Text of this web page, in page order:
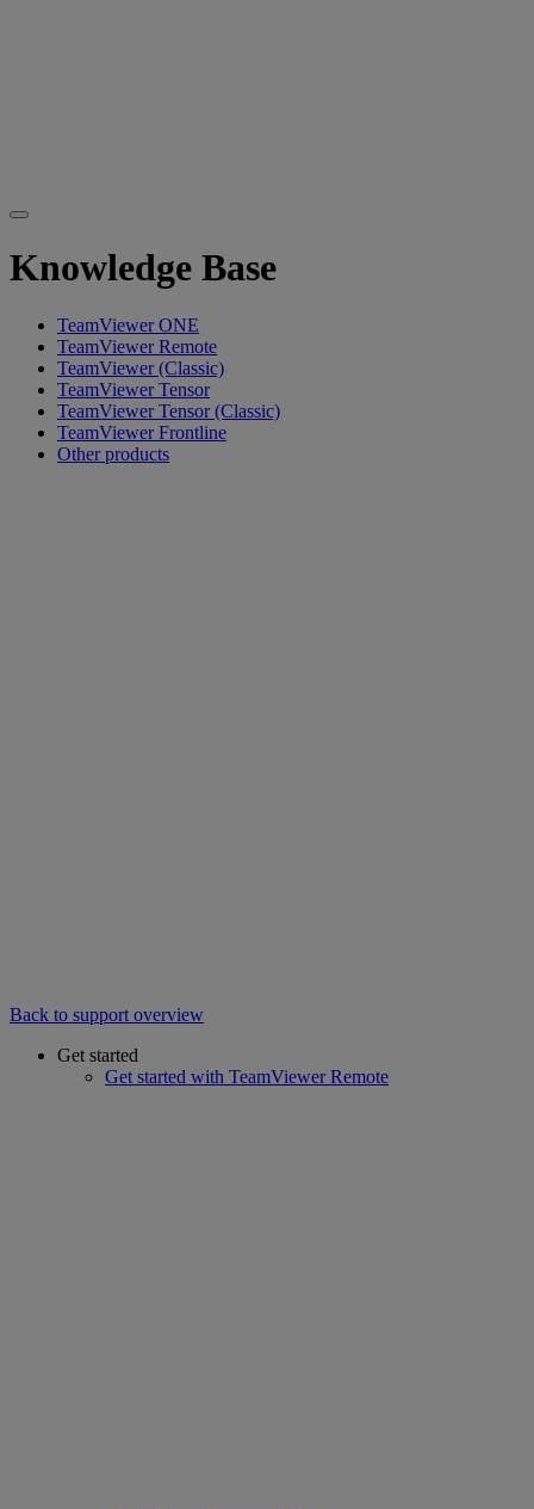
Knowledge Base
TeamViewer ONE
TeamViewer Remote
TeamViewer (Classic)
TeamViewer Tensor
TeamViewer Tensor (Classic)
TeamViewer Frontline
Other products
Back to support overview
Get started
Get started with TeamViewer Remote